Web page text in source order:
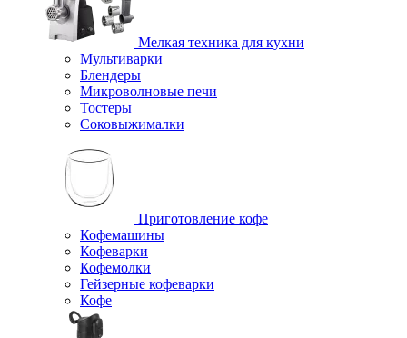
Мелкая техника для кухни
Мультиварки
Блендеры
Микроволновые печи
Тостеры
Соковыжималки
Приготовление кофе
Кофемашины
Кофеварки
Кофемолки
Гейзерные кофеварки
Кофе